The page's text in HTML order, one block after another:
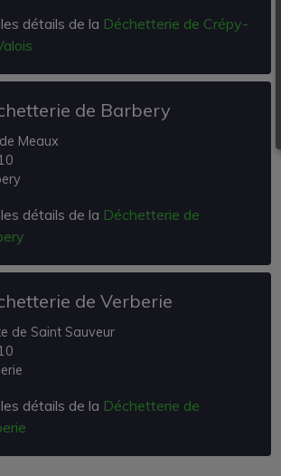
détails de la Déchetterie de Crépy-
de Barbery
Meaux
détails de la Déchetterie de
de Verberie
de Saint Sauveur
détails de la Déchetterie de